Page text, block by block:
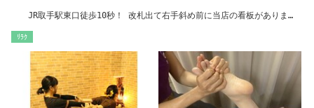
JR取手駅東口徒歩10秒！ 改札出て右手斜め前に当店の看板がありま
ﾘﾗｸ